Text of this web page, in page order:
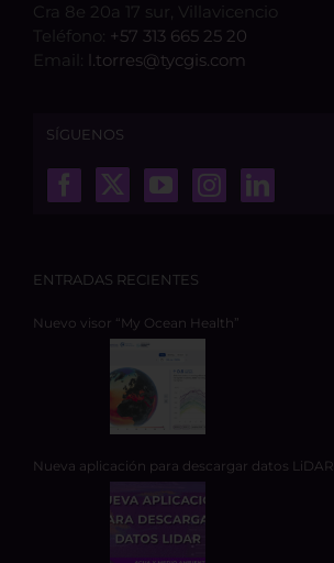
Cra 8e 20a 17 sur, Villavicencio
Teléfono: +57 313 665 25 20
Email: l.torres@tycgis.com
SÍGUENOS
ENTRADAS RECIENTES
Nuevo visor “My Ocean Health”
Nueva aplicación para descargar datos LiDAR